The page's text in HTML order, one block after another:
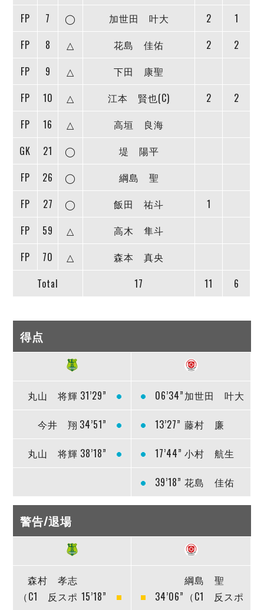
FP
7 ◯ 加世田 叶大 2
1
FP
8 △ 花島 佳佑 2
2
FP
9 △
下田 康聖
FP
10 △ 江本 賢也(C) 2
2
FP
16 △
高垣 良海
GK
21 ◯
堤 陽平
FP
26 ◯
綱島 聖
FP
27 ◯ 飯田 祐斗
1
FP
59 △
高木 隼斗
FP
70 △
森本 真央
Total
17 11 6
得点
丸山 将輝 31’29” 06’34”加世田 叶大
今井 翔 34’51” 13’27” 藤村 廉
丸山 将輝 38’18” 17’44” 小村 航生
39’18” 花島 佳佑
警告/退場
森村 孝志
（C1 反スポ 15’18” 34’06”
綱島 聖
（C1 反スポ